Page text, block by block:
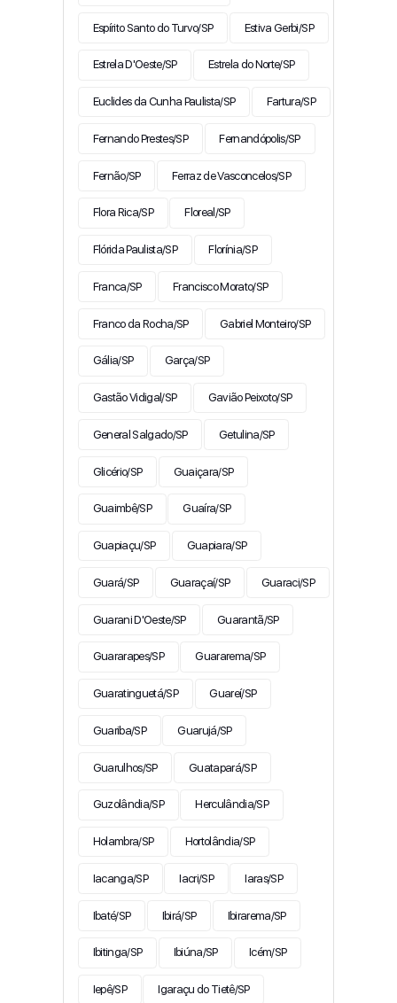
Espírito Santo do Turvo/SP Estiva Gerbi/SP
Estrela D'Oeste/SP Estrela do Norte/SP
Euclides da Cunha Paulista/SP Fartura/SP
Fernando Prestes/SP Fernandópolis/SP
Fernão/SP Ferraz de Vasconcelos/SP
Flora Rica/SP Floreal/SP
Flórida Paulista/SP Florínia/SP
Franca/SP Francisco Morato/SP
Franco da Rocha/SP Gabriel Monteiro/SP
Gália/SP Garça/SP
Gastão Vidigal/SP Gavião Peixoto/SP
General Salgado/SP Getulina/SP
Glicério/SP Guaiçara/SP
Guaimbê/SP Guaíra/SP
Guapiaçu/SP Guapiara/SP
Guará/SP Guaraçaí/SP Guaraci/SP
Guarani D'Oeste/SP Guarantã/SP
Guararapes/SP Guararema/SP
Guaratinguetá/SP Guareí/SP
Guariba/SP Guarujá/SP
Guarulhos/SP Guatapará/SP
Guzolândia/SP Herculândia/SP
Holambra/SP Hortolândia/SP
Iacanga/SP Iacri/SP Iaras/SP
Ibaté/SP Ibirá/SP Ibirarema/SP
Ibitinga/SP Ibiúna/SP Icém/SP
Iepê/SP Igaraçu do Tietê/SP